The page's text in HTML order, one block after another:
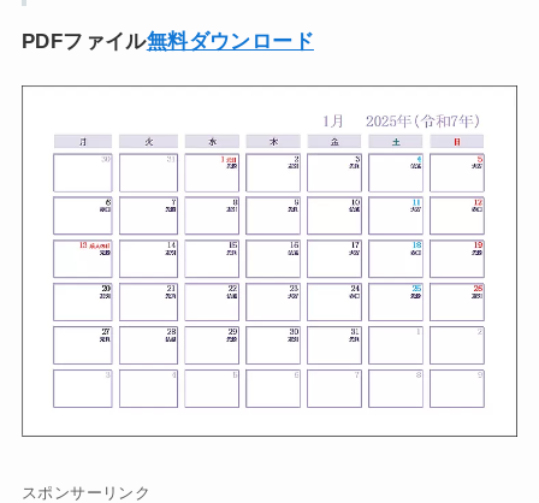
PDFファイル無料ダウンロード
スポンサーリンク